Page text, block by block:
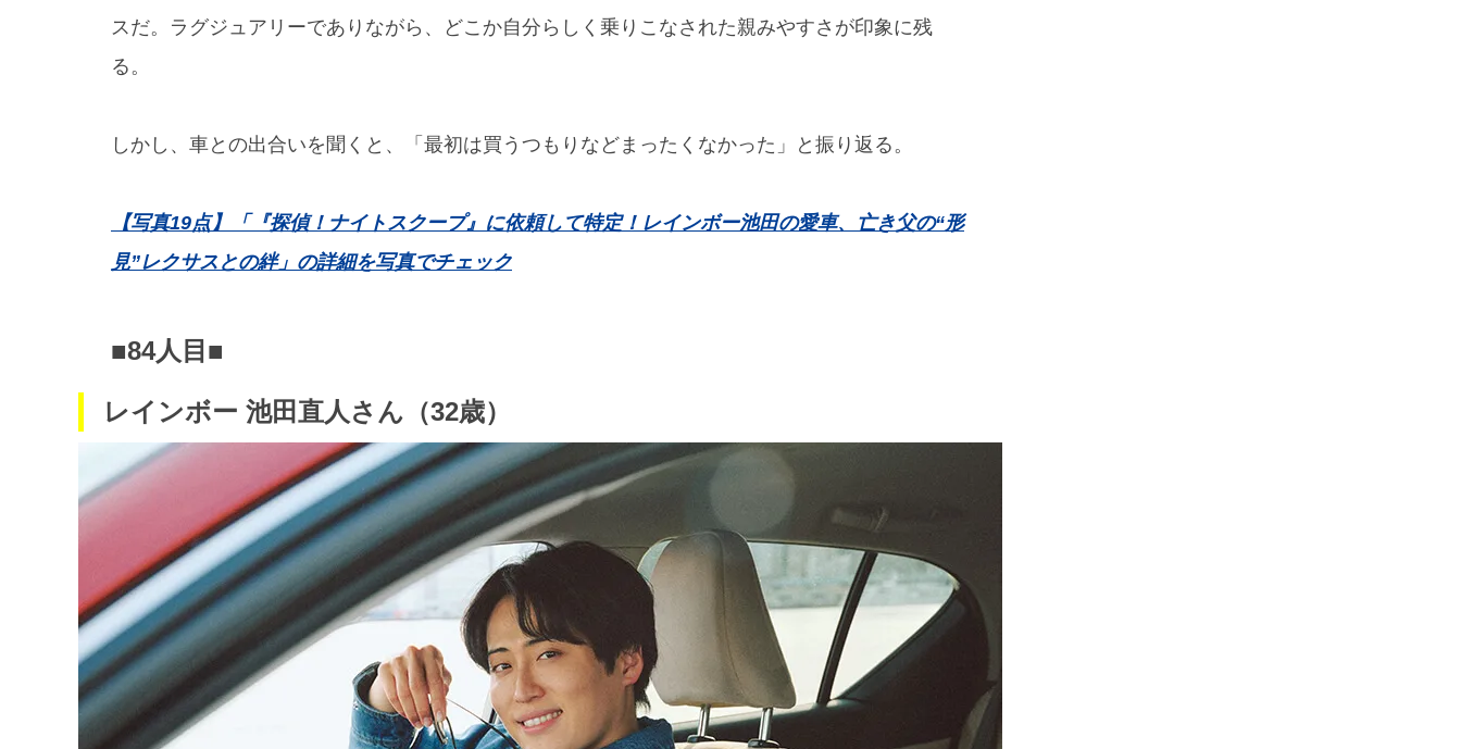
スだ。ラグジュアリーでありながら、どこか自分らしく乗りこなされた親みやすさが印象に残
る。
しかし、車との出合いを聞くと、「最初は買うつもりなどまったくなかった」と振り返る。
【写真19点】「『探偵！ナイトスクープ』に依頼して特定！レインボー池田の愛車、亡き父の“形
見”レクサスとの絆」の詳細を写真でチェック
■84人目■
レインボー 池田直人さん（32歳）